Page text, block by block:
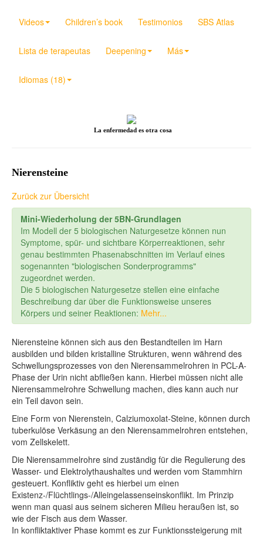
Videos Children’s book Testimonios SBS Atlas
Lista de terapeutas Deepening Más
Idiomas (18)
La enfermedad es otra cosa
Nierensteine
Zurück zur Übersicht
Mini-Wiederholung der 5BN-Grundlagen
Im Modell der 5 biologischen Naturgesetze können nun
Symptome, spür- und sichtbare Körperreaktionen, sehr
genau bestimmten Phasenabschnitten im Verlauf eines
sogenannten "biologischen Sonderprogramms"
zugeordnet werden.
Die 5 biologischen Naturgesetze stellen eine einfache
Beschreibung dar über die Funktionsweise unseres
Körpers und seiner Reaktionen: Mehr...
Nierensteine können sich aus den Bestandteilen im Harn
ausbilden und bilden kristalline Strukturen, wenn während des
Schwellungsprozesses von den Nierensammelrohren in PCL-A-
Phase der Urin nicht abfließen kann. Hierbei müssen nicht alle
Nierensammelrohre Schwellung machen, dies kann auch nur
ein Teil davon sein.
Eine Form von Nierenstein, Calziumoxolat-Steine, können durch
tuberkulöse Verkäsung an den Nierensammelrohren entstehen,
vom Zellskelett.
Die Nierensammelrohre sind zuständig für die Regulierung des
Wasser- und Elektrolythaushaltes und werden vom Stammhirn
gesteuert. Konfliktiv geht es hierbei um einen
Existenz-/Flüchtlings-/Alleingelassenseinskonflikt. Im Prinzip
wenn man quasi aus seinem sicheren Milieu heraußen ist, so
wie der Fisch aus dem Wasser.
In konfliktaktiver Phase kommt es zur Funktionssteigerung mit